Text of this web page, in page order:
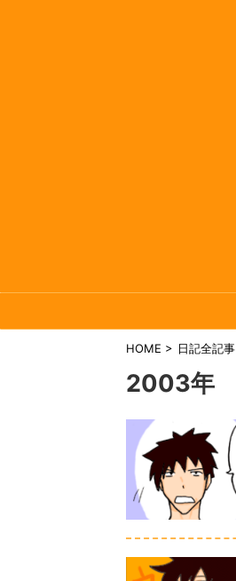
HOME > 日記全記事
2003年